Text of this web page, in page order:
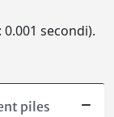
secondi).
piles